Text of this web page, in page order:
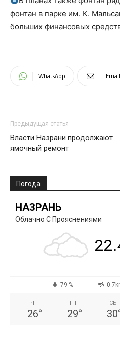
фонтан в парке им. К.
больших финансовых
WhatsApp Email
Предыдущая статья
Власти Назрани продолжают
ямочный ремонт
Погода
НАЗРАНЬ
Облачно С Прояснениями
79 %
ЧТ
26°
ПТ
29°
СБ
30